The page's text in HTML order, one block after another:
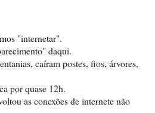
"internetar".
daqui.
caíram postes, fios, árvores,
por quase 12h.
as conexões de internete não